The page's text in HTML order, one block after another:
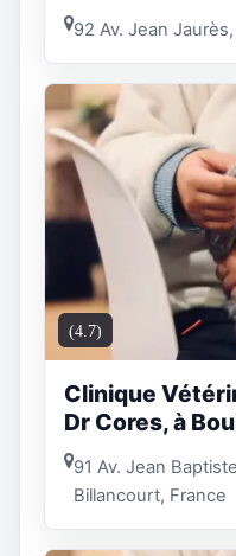
92 Av. Jean
(4.7)
Clinique
Dr Cores, à
91 Av. Jean
Billancourt, France